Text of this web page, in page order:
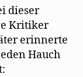
dieser
Kritiker
erinnerte
Hauch